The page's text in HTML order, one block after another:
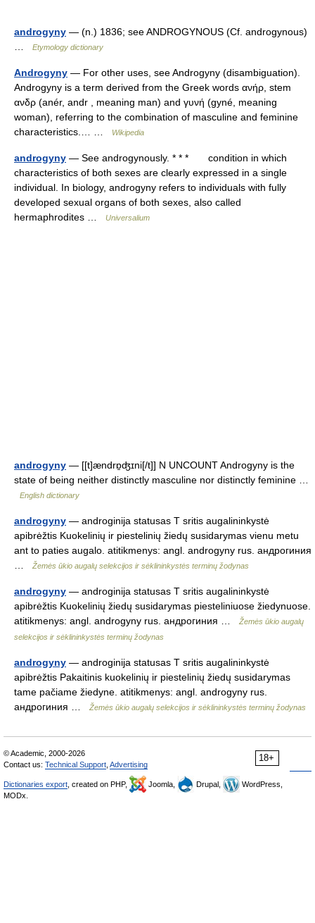
androgyny — (n.) 1836; see ANDROGYNOUS (Cf. androgynous)
Etymology dictionary
Androgyny — For other uses, see Androgyny (disambiguation).
Androgyny is a term derived from the Greek words ανήρ, stem
ανδρ (anér, andr , meaning man) and γυνή (gyné, meaning
woman), referring to the combination of masculine and feminine
characteristics.… …
Wikipedia
androgyny — See androgynously. * * * condition in which
characteristics of both sexes are clearly expressed in a single
individual. In biology, androgyny refers to individuals with fully
developed sexual organs of both sexes, also called
hermaphrodites …
Universalium
androgyny — [[t]ændrɒ̱ʤɪni[/t]] N UNCOUNT Androgyny is the
state of being neither distinctly masculine nor distinctly feminine …
English dictionary
androgyny — androginija statusas T sritis augalininkystė
apibrėžtis Kuokelinių ir piestelinių žiedų susidarymas vienu metu
ant to paties augalo. atitikmenys: angl. androgyny rus. андрогиния
Žemės ūkio augalų selekcijos ir sėklininkystės terminų žodynas
androgyny — androginija statusas T sritis augalininkystė
apibrėžtis Kuokelinių žiedų susidarymas piesteliniuose žiedynuose.
atitikmenys: angl. androgyny rus. андрогиния …
Žemės ūkio augalų
selekcijos ir sėklininkystės terminų žodynas
androgyny — androginija statusas T sritis augalininkystė
apibrėžtis Pakaitinis kuokelinių ir piestelinių žiedų susidarymas
tame pačiame žiedyne. atitikmenys: angl. androgyny rus.
андрогиния …
Žemės ūkio augalų selekcijos ir sėklininkystės terminų žodynas
18+
© Academic, 2000-2026
Contact us: Technical Support Advertising
Dictionaries export , created on PHP, Joomla, Drupal,
WordPress,
MODx.